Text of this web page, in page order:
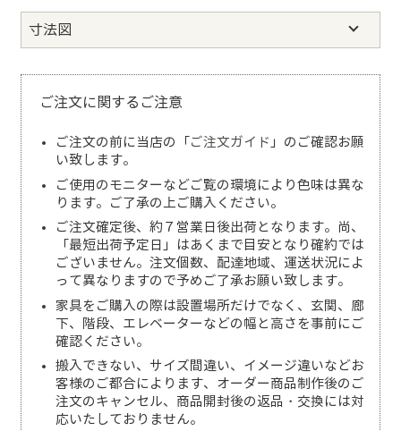
寸法図
ご注文に関するご注意
ご注文の前に当店の「 ご注文ガイド 」のご確認お願
い致します。
ご使用のモニターなどご覧の環境により色味は異な
ります。ご了承の上ご購入ください。
ご注文確定後、約７営業日後出荷となります。尚、
「最短出荷予定日」はあくまで目安となり確約では
ございません。注文個数、配達地域、運送状況によ
って異なりますので予めご了承お願い致します。
家具をご購入の際は設置場所だけでなく、玄関、廊
下、階段、エレベーターなどの幅と高さを事前にご
確認ください。
搬入できない、サイズ間違い、イメージ違いなどお
客様のご都合によります、オーダー商品制作後のご
注文のキャンセル、商品開封後の返品・交換には対
応いたしておりません。